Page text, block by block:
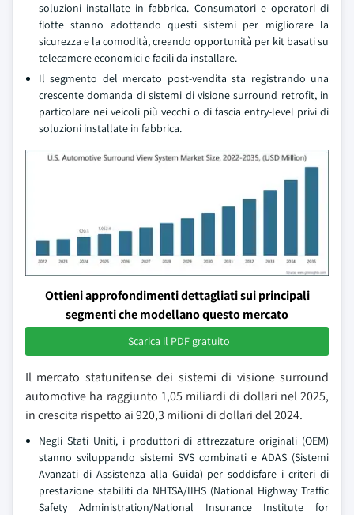
soluzioni installate in fabbrica. Consumatori e operatori di
flotte stanno adottando questi sistemi per migliorare la
sicurezza e la comodità, creando opportunità per kit basati su
telecamere economici e facili da installare.
Il segmento del mercato post-vendita sta registrando una
crescente domanda di sistemi di visione surround retrofit, in
particolare nei veicoli più vecchi o di fascia entry-level privi di
soluzioni installate in fabbrica.
Ottieni approfondimenti dettagliati sui principali
segmenti che modellano questo mercato
Scarica il PDF gratuito
Il mercato statunitense dei sistemi di visione surround
automotive ha raggiunto 1,05 miliardi di dollari nel 2025,
in crescita rispetto ai 920,3 milioni di dollari del 2024.
Negli Stati Uniti, i produttori di attrezzature originali (OEM)
stanno sviluppando sistemi SVS combinati e ADAS (Sistemi
Avanzati di Assistenza alla Guida) per soddisfare i criteri di
prestazione stabiliti da NHTSA/IIHS (National Highway Traffic
Safety Administration/National Insurance Institute for